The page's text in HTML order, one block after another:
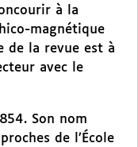
à la
magnétique
de la revue est à
avec le
Son nom
de l’École